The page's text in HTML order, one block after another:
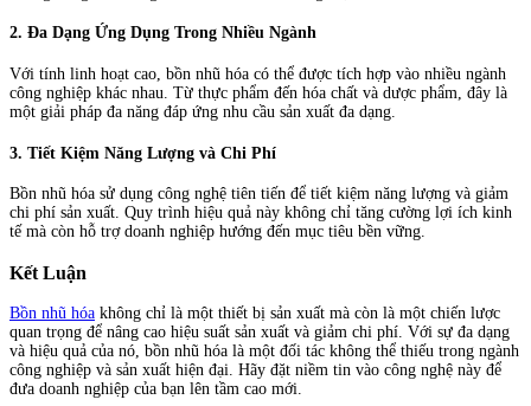
2. Đa Dạng Ứng Dụng Trong Nhiều Ngành
Với tính linh hoạt cao, bồn nhũ hóa có thể được tích hợp vào nhiều ngành
công nghiệp khác nhau. Từ thực phẩm đến hóa chất và dược phẩm, đây là
một giải pháp đa năng đáp ứng nhu cầu sản xuất đa dạng.
3. Tiết Kiệm Năng Lượng và Chi Phí
Bồn nhũ hóa sử dụng công nghệ tiên tiến để tiết kiệm năng lượng và giảm
chi phí sản xuất. Quy trình hiệu quả này không chỉ tăng cường lợi ích kinh
tế mà còn hỗ trợ doanh nghiệp hướng đến mục tiêu bền vững.
Kết Luận
Bồn nhũ hóa không chỉ là một thiết bị sản xuất mà còn là một chiến lược
quan trọng để nâng cao hiệu suất sản xuất và giảm chi phí. Với sự đa dạng
và hiệu quả của nó, bồn nhũ hóa là một đối tác không thể thiếu trong ngành
công nghiệp và sản xuất hiện đại. Hãy đặt niềm tin vào công nghệ này để
đưa doanh nghiệp của bạn lên tầm cao mới.